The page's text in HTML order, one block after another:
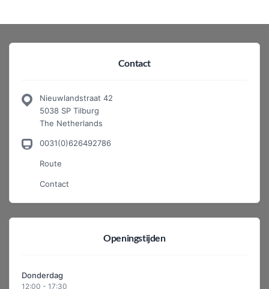
Contact
Nieuwlandstraat 42
5038 SP Tilburg
The Netherlands
0031(0)626492786
Route
Contact
Openingstijden
Donderdag
12:00 - 17:30